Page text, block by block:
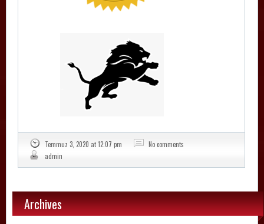
Temmuz 3, 2020 at 12:07 pm
No comments
admin
Archives